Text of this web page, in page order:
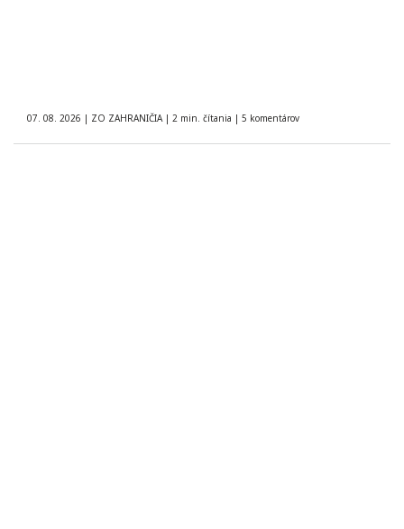
07. 08. 2026 | ZO ZAHRANIČIA | 2 min. čítania | 5 komentárov